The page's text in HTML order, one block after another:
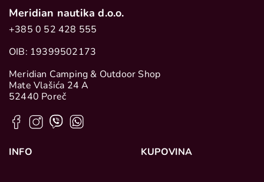
Meridian nautika d.o.o.
+385 0 52 428 555
OIB: 19399502173
Meridian Camping & Outdoor Shop
Mate Vlašića 24 A
52440 Poreč
INFO KUPOVINA